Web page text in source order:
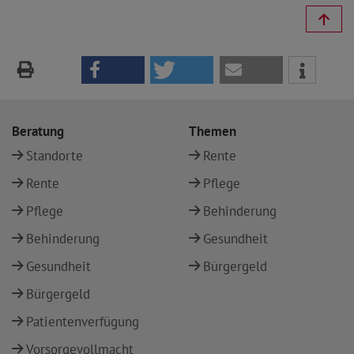
Beratung
Standorte
Rente
Pflege
Behinderung
Gesundheit
Bürgergeld
Patientenverfügung
Vorsorgevollmacht
Themen
Rente
Pflege
Behinderung
Gesundheit
Bürgergeld